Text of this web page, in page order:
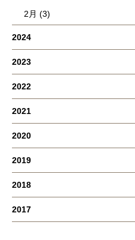
2月 (3)
2024
2023
2022
2021
2020
2019
2018
2017